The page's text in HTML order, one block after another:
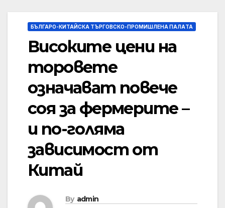
БЪЛГАРО-КИТАЙСКА ТЪРГОВСКО-ПРОМИШЛЕНА ПАЛAТА
Високите цени на
торовете
означават повече
соя за фермерите –
и по-голяма
зависимост от
Китай
By admin